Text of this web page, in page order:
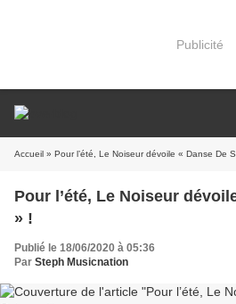
Publicité
Accueil » Pour l’été, Le Noiseur dévoile « Danse De
Pour l’été, Le Noiseur
» !
Publié le 18/06/2020 à 05:36
Par Steph Musicnation